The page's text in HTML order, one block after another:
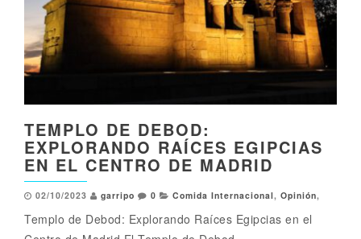
TEMPLO DE DEBOD:
EXPLORANDO RAÍCES EGIPCIAS
EN EL CENTRO DE MADRID
02/10/2023 garripo 0 Comida Internacional, Opinión,
Templo de Debod: Explorando Raíces Egipcias en el